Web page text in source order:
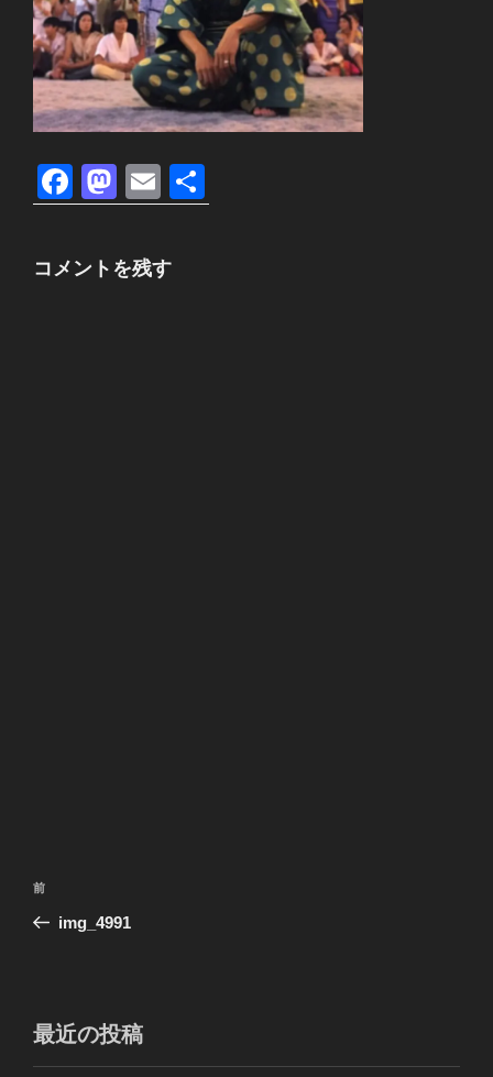
F
a
c
e
M
a
st
o
E
m
ail
有
コメントを残す
投
ナ
ー
シ
前
の
前
img_4991
最近の投稿